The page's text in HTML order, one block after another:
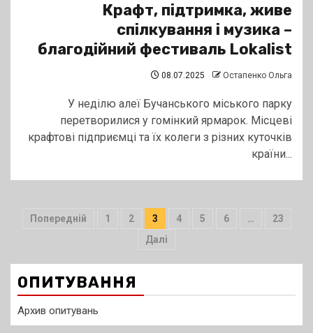
Крафт, підтримка, живе
спілкування і музика –
благодійний фестиваль Lokalist
08.07.2025 Остапенко Ольга
У неділю алеї Бучанського міського парку
перетворилися у гомінкий ярмарок. Місцеві
крафтові підприємці та їх колеги з різних куточків
країни...
Пагінація
Попередній 1 2 3 4 5 6 …
23
Далі
ОПИТУВАННЯ
Архив опитувань